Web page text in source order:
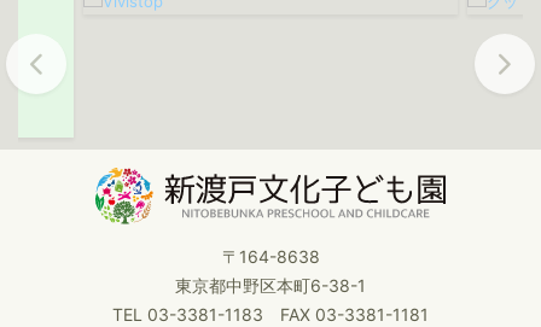
Previous Next
〒164-8638
東京都中野区本町6-38-1
TEL 03-3381-1183 FAX 03-3381-1181